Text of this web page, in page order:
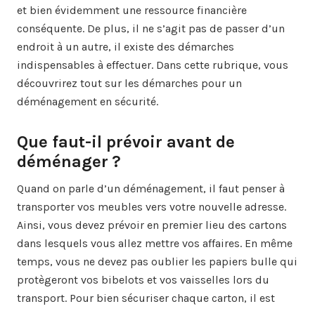
et bien évidemment une ressource financière
conséquente. De plus, il ne s’agit pas de passer d’un
endroit à un autre, il existe des démarches
indispensables à effectuer. Dans cette rubrique, vous
découvrirez tout sur les démarches pour un
déménagement en sécurité.
Que faut-il prévoir avant de
déménager ?
Quand on parle d’un déménagement, il faut penser à
transporter vos meubles vers votre nouvelle adresse.
Ainsi, vous devez prévoir en premier lieu des cartons
dans lesquels vous allez mettre vos affaires. En même
temps, vous ne devez pas oublier les papiers bulle qui
protègeront vos bibelots et vos vaisselles lors du
transport. Pour bien sécuriser chaque carton, il est